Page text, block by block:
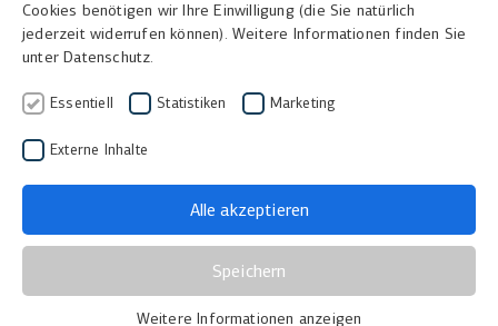
Unsere Historie
Cookies benötigen wir Ihre Einwilligung (die Sie natürlich
jederzeit widerrufen können). Weitere Informationen finden Sie
unter Datenschutz.
Essentiell Statistiken Marketing
Externe Inhalte
Alle akzeptieren
Speichern
Weitere Informationen anzeigen